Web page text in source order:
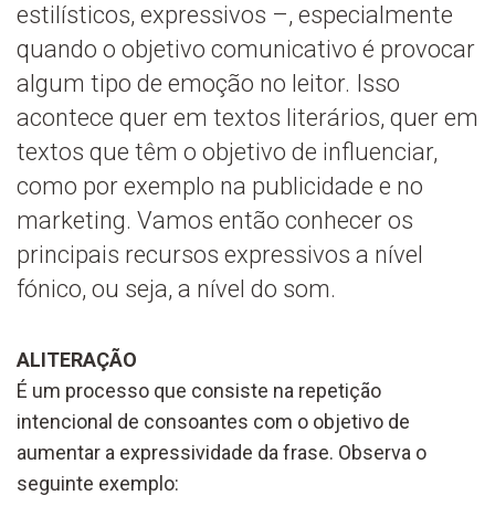
estilísticos, expressivos –, especialmente
quando o objetivo comunicativo é provocar
algum tipo de emoção no leitor. Isso
acontece quer em textos literários, quer em
textos que têm o objetivo de influenciar,
como por exemplo na publicidade e no
marketing. Vamos então conhecer os
principais recursos expressivos a nível
fónico, ou seja, a nível do som.
ALITERAÇÃO
É um processo que consiste na repetição
intencional de consoantes com o objetivo de
aumentar a expressividade da frase. Observa o
seguinte exemplo: